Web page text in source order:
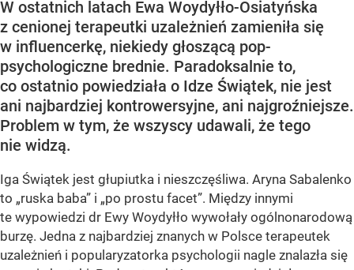
W ostatnich latach Ewa Woydyłło-Osiatyńska
z cenionej terapeutki uzależnień zamieniła się
w influencerkę, niekiedy głoszącą pop-
psychologiczne brednie. Paradoksalnie to,
co ostatnio powiedziała o Idze Świątek, nie jest
ani najbardziej kontrowersyjne, ani najgroźniejsze.
Problem w tym, że wszyscy udawali, że tego
nie widzą.
Iga Świątek jest głupiutka i nieszczęśliwa. Aryna Sabalenko
to „ruska baba” i „po prostu facet”. Między innymi
te wypowiedzi dr Ewy Woydyłło wywołały ogólnonarodową
burzę. Jedna z najbardziej znanych w Polsce terapeutek
uzależnień i popularyzatorka psychologii nagle znalazła się